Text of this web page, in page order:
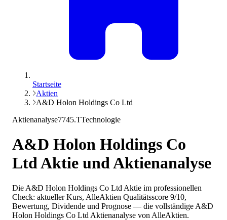
Startseite
Aktien
A&D Holon Holdings Co Ltd
Aktienanalyse7745.TTechnologie
A&D Holon Holdings Co
LtdAktie und Aktienanalyse
Die A&D Holon Holdings Co Ltd Aktie im professionellen
Check: aktueller Kurs, AlleAktien Qualitätsscore 9/10,
Bewertung, Dividende und Prognose — die vollständige A&D
Holon Holdings Co Ltd Aktienanalyse von AlleAktien.